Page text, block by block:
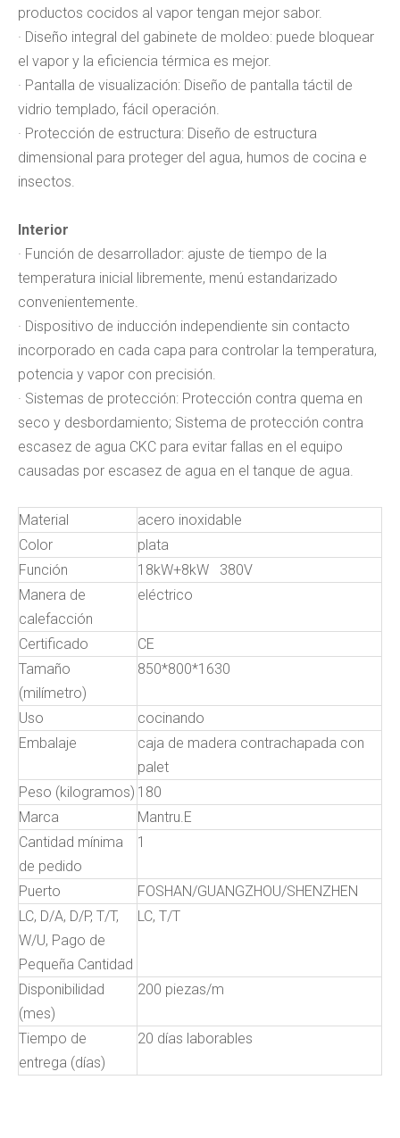
productos cocidos al vapor tengan mejor sabor.
· Diseño integral del gabinete de moldeo: puede bloquear
el vapor y la eficiencia térmica es mejor.
· Pantalla de visualización: Diseño de pantalla táctil de
vidrio templado, fácil operación.
· Protección de estructura: Diseño de estructura
dimensional para proteger del agua, humos de cocina e
insectos.
Interior
· Función de desarrollador: ajuste de tiempo de la
temperatura inicial libremente, menú estandarizado
convenientemente.
· Dispositivo de inducción independiente sin contacto
incorporado en cada capa para controlar la temperatura,
potencia y vapor con precisión.
· Sistemas de protección: Protección contra quema en
seco y desbordamiento; Sistema de protección contra
escasez de agua CKC para evitar fallas en el equipo
causadas por escasez de agua en el tanque de agua.
Material
acero inoxidable
Color
plata
Función
18kW+8kW 380V
Manera de
calefacción
eléctrico
Certificado
CE
Tamaño
(milímetro)
850*800*1630
Uso
cocinando
Embalaje
caja de madera contrachapada con
palet
Peso (kilogramos) 180
Marca
Mantru.E
Cantidad mínima
de pedido
1
Puerto
FOSHAN/GUANGZHOU/SHENZHEN
LC, D/A, D/P, T/T,
W/U, Pago de
Pequeña Cantidad
LC, T/T
Disponibilidad
(mes)
200 piezas/m
Tiempo de
entrega (días)
20 días laborables